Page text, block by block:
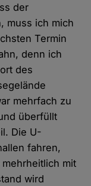
der
muss ich mich
Termin
denn ich
des
mehrfach zu
überfüllt
Die U-
fahren,
mit
wird